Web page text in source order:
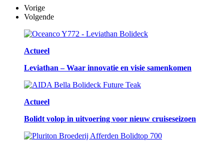
Vorige
Volgende
Actueel
Leviathan – Waar innovatie en visie samenkomen
Actueel
Bolidt volop in uitvoering voor nieuw cruiseseizoen